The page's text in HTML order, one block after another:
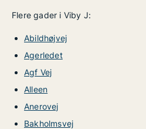
Flere gader i Viby J:
Abildhøjvej
Agerledet
Agf Vej
Alleen
Anerovej
Bakholmsvej